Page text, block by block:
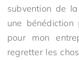
subvention de
une
pour mon
regretter les